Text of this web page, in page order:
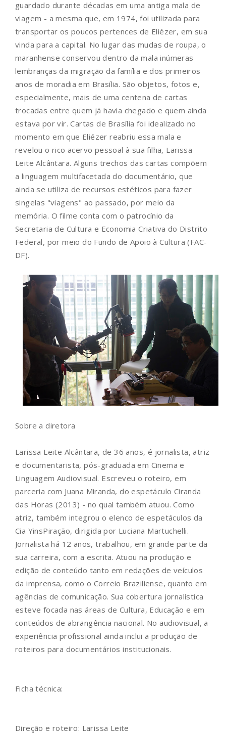
guardado durante décadas em uma antiga mala de
viagem - a mesma que, em 1974, foi utilizada para
transportar os poucos pertences de Eliézer, em sua
vinda para a capital. No lugar das mudas de roupa, o
maranhense conservou dentro da mala inúmeras
lembranças da migração da família e dos primeiros
anos de moradia em Brasília. São objetos, fotos e,
especialmente, mais de uma centena de cartas
trocadas entre quem já havia chegado e quem ainda
estava por vir. Cartas de Brasília foi idealizado no
momento em que Eliézer reabriu essa mala e
revelou o rico acervo pessoal à sua filha, Larissa
Leite Alcântara. Alguns trechos das cartas compõem
a linguagem multifacetada do documentário, que
ainda se utiliza de recursos estéticos para fazer
singelas "viagens" ao passado, por meio da
memória. O filme conta com o patrocínio da
Secretaria de Cultura e Economia Criativa do Distrito
Federal, por meio do Fundo de Apoio à Cultura (FAC-
DF).
Sobre a diretora
Larissa Leite Alcântara, de 36 anos, é jornalista, atriz
e documentarista, pós-graduada em Cinema e
Linguagem Audiovisual. Escreveu o roteiro, em
parceria com Juana Miranda, do espetáculo Ciranda
das Horas (2013) - no qual também atuou. Como
atriz, também integrou o elenco de espetáculos da
Cia YinsPiração, dirigida por Luciana Martuchelli.
Jornalista há 12 anos, trabalhou, em grande parte da
sua carreira, com a escrita. Atuou na produção e
edição de conteúdo tanto em redações de veículos
da imprensa, como o Correio Braziliense, quanto em
agências de comunicação. Sua cobertura jornalística
esteve focada nas áreas de Cultura, Educação e em
conteúdos de abrangência nacional. No audiovisual, a
experiência profissional ainda inclui a produção de
roteiros para documentários institucionais.
Ficha técnica:
Direção e roteiro: Larissa Leite